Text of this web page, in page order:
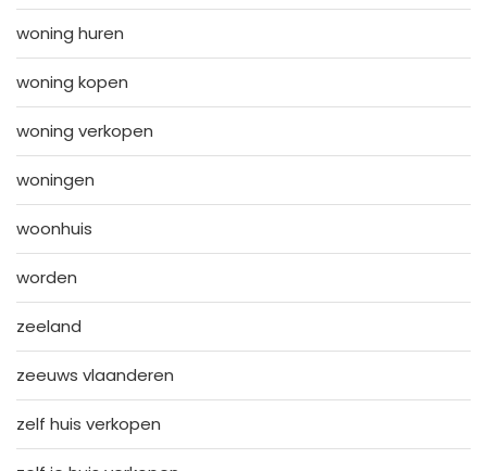
woning huren
woning kopen
woning verkopen
woningen
woonhuis
worden
zeeland
zeeuws vlaanderen
zelf huis verkopen